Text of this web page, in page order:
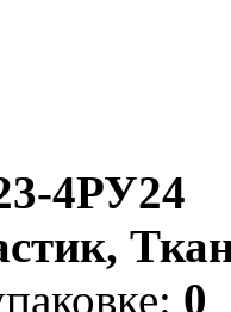
4РУ24
0